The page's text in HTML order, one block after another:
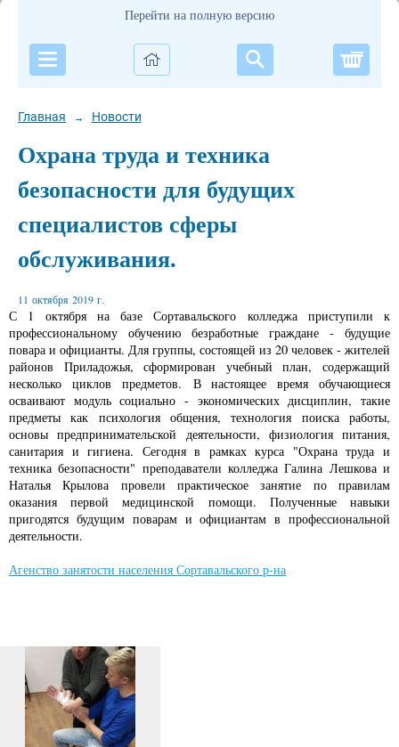
Перейти на полную версию
Главная → Новости
Охрана труда и техника
безопасности для будущих
специалистов сферы
обслуживания.
11 октября 2019 г.
С 1 октября на базе Сортавальского колледжа приступили к
профессиональному обучению безработные граждане - будущие
повара и официанты. Для группы, состоящей из 20 человек - жителей
районов Приладожья, сформирован учебный план, содержащий
несколько циклов предметов. В настоящее время обучающиеся
осваивают модуль социально - экономических дисциплин, такие
предметы как психология общения, технология поиска работы,
основы предпринимательской деятельности, физиология питания,
санитария и гигиена. Сегодня в рамках курса "Охрана труда и
техника безопасности" преподаватели колледжа Галина Лешкова и
Наталья Крылова провели практическое занятие по правилам
оказания первой медицинской помощи. Полученные навыки
пригодятся будущим поварам и официантам в профессиональной
деятельности.
Агенство занятости населения Сортавальского р-на